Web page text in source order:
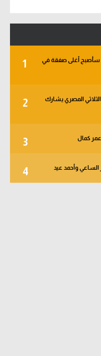
1
سأصبح أغلى صفقة في
2
- الأهلي يبدأ من دور الـ 32.. والثلاثي المصري يشارك
3 عمر كمال
4 الساعي وأحمد عيد